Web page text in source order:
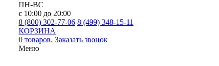
ПН-ВС
с 10:00 до 20:00
8 (800) 302-77-06 8 (499) 348-15-11
КОРЗИНА
0 товаров. Заказать звонок
Меню